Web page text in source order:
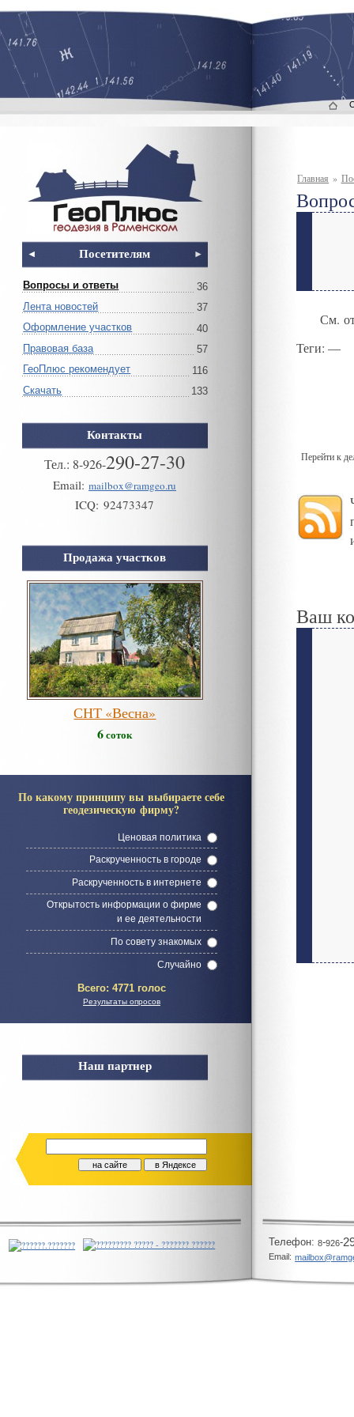
Посетителям
Вопросы и ответы
36
Лента новостей
37
Оформление участков
40
Правовая база
57
ГеоПлюс рекомендует
116
Скачать
133
Контакты
Тел.: 8-926-290-27-30
Email: mailbox@ramgeo.ru
ICQ: 92473347
Продажа участков
СНТ «Весна»
6соток
По какому принципу вы выбираете себе
геодезическую фирму?
Ценовая политика
Раскрученность в городе
Раскрученность в интернете
Открытость информации о фирме
и ее деятельности
По совету знакомых
Случайно
Всего: 4771 голос
Результаты опросов
Наш партнер
Главная »
См.
Теги: —
Перейти к
Ваш
Телeфон: 8-926-
Email: